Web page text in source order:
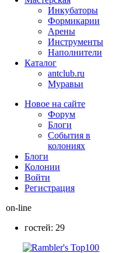
Инкубаторы
Формикарии
Арены
Инструменты
Наполнители
Каталог
antclub.ru
Муравьи
Новое на сайте
Форум
Блоги
События в
колониях
Блоги
Колонии
Войти
Peгиcтpaция
on-line
гостей: 29